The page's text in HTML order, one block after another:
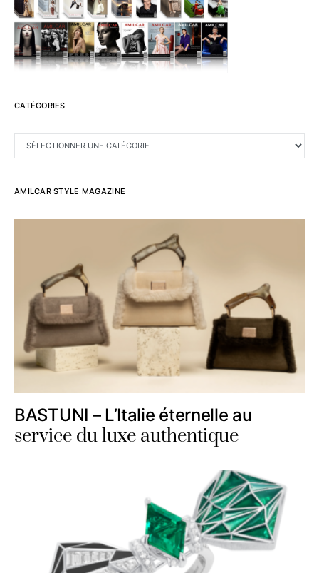
CATÉGORIES
CATÉGORIES
AMILCAR STYLE MAGAZINE
BASTUNI – L’Italie éternelle au
service du luxe authentique